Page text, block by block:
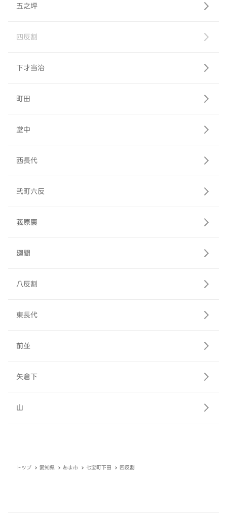
五之坪
四反割
下才当治
町田
堂中
西長代
弐町六反
莪原裏
廻間
八反割
東長代
前並
矢倉下
山
トップ 愛知県 あま市 七宝町下田 四反割